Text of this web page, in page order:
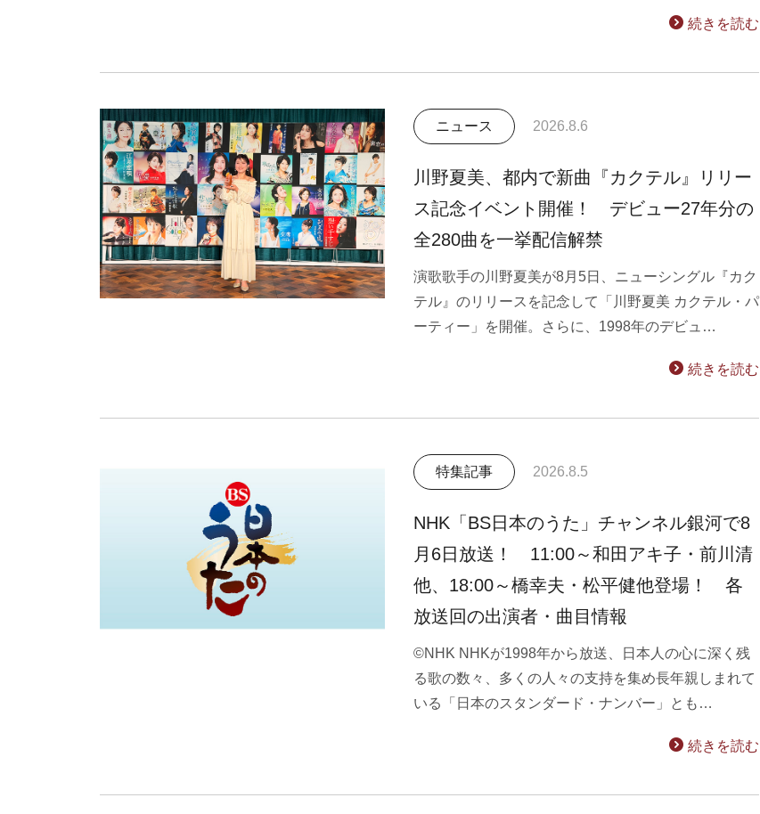
続きを読む
ニュース 2026.8.6
川野夏美、都内で新曲『カクテル』リリー
ス記念イベント開催！ デビュー27年分の
全280曲を一挙配信解禁
演歌歌手の川野夏美が8月5日、ニューシングル『カク
テル』のリリースを記念して「川野夏美 カクテル・パ
ーティー」を開催。さらに、1998年のデビュ…
続きを読む
特集記事 2026.8.5
NHK「BS日本のうた」チャンネル銀河で8
月6日放送！ 11:00～和田アキ子・前川清
他、18:00～橋幸夫・松平健他登場！ 各
放送回の出演者・曲目情報
©NHK NHKが1998年から放送、日本人の心に深く残
る歌の数々、多くの人々の支持を集め長年親しまれて
いる「日本のスタンダード・ナンバー」とも…
続きを読む